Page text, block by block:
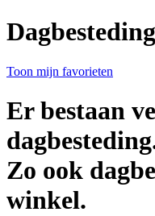
Toon mijn favorieten
Er bestaan
Zo ook
winkel.